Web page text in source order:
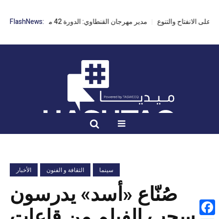
FlashNews: مدير مهرجان القنطاوي: الدورة 42 مهددة بسبب تأخر التراخيص
الأخبار الثقافة و الفنون سينما
صُنّاع «أسد» يدرسون